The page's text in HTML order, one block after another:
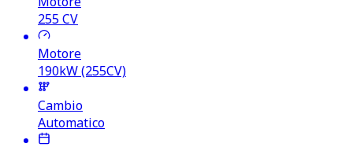
255CV
Motore
190kW (255CV)
Cambio
Automatico